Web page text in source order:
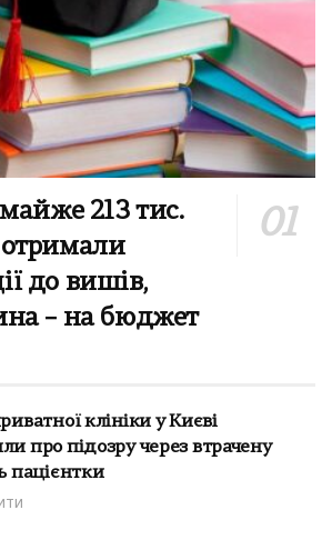
213 тис.
до вишів,
– на бюджет
клініки у Києві
про підозру через втрачену
пацієнтки